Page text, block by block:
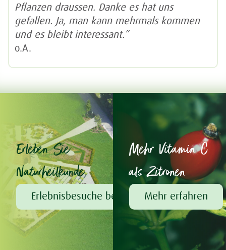
Pflanzen draussen. Danke es hat uns
gefallen. Ja, man kann mehrmals kommen
und es bleibt interessant.”
o.A.
Erleben Sie
Naturheilkunde
Erlebnisbesuche bei A.Vogel
Mehr Vitamin C
als Zitronen
Mehr erfahren